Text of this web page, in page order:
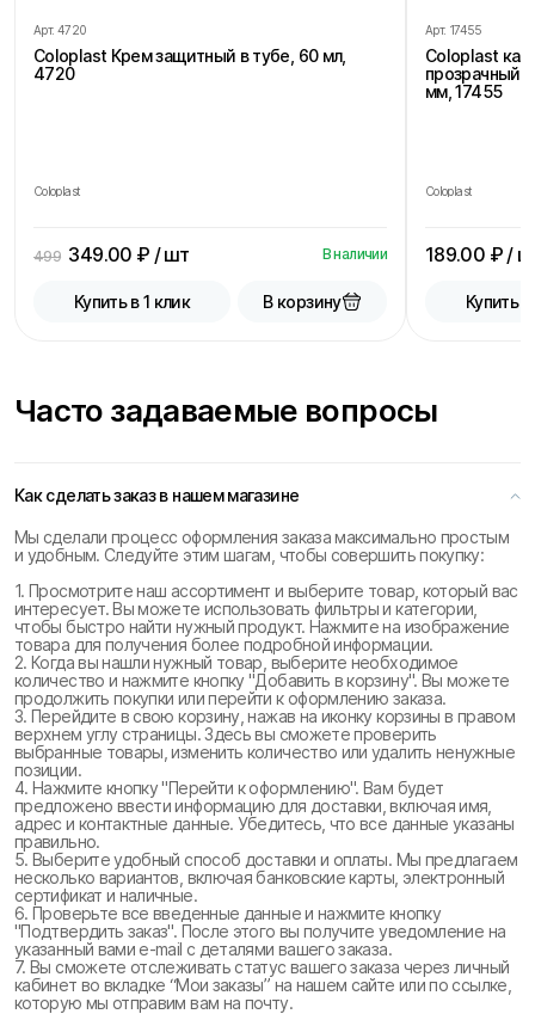
Арт. 4720
Coloplast Крем защитный в тубе, 60 мл,
4720
Coloplast
499 349.00 ₽ / шт В наличии
Купить в 1 клик В корзину
Арт. 17455
Coloplast
прозрачный,
мм, 17455
Coloplast
189.00 ₽ /
Купить в
Часто задаваемые вопросы
Как сделать заказ в нашем магазине
Мы сделали процесс оформления заказа максимально простым
и удобным. Следуйте этим шагам, чтобы совершить покупку:
1. Просмотрите наш ассортимент и выберите товар, который вас
интересует. Вы можете использовать фильтры и категории,
чтобы быстро найти нужный продукт. Нажмите на изображение
товара для получения более подробной информации.
2. Когда вы нашли нужный товар, выберите необходимое
количество и нажмите кнопку "Добавить в корзину". Вы можете
продолжить покупки или перейти к оформлению заказа.
3. Перейдите в свою корзину, нажав на иконку корзины в правом
верхнем углу страницы. Здесь вы сможете проверить
выбранные товары, изменить количество или удалить ненужные
позиции.
4. Нажмите кнопку "Перейти к оформлению". Вам будет
предложено ввести информацию для доставки, включая имя,
адрес и контактные данные. Убедитесь, что все данные указаны
правильно.
5. Выберите удобный способ доставки и оплаты. Мы предлагаем
несколько вариантов, включая банковские карты, электронный
сертификат и наличные.
6. Проверьте все введенные данные и нажмите кнопку
"Подтвердить заказ". После этого вы получите уведомление на
указанный вами e-mail с деталями вашего заказа.
7. Вы сможете отслеживать статус вашего заказа через личный
кабинет во вкладке “Мои заказы” на нашем сайте или по ссылке,
которую мы отправим вам на почту.